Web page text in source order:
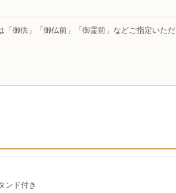
「御供」「御仏前」「御霊前」などご指定いただ
ンド付き